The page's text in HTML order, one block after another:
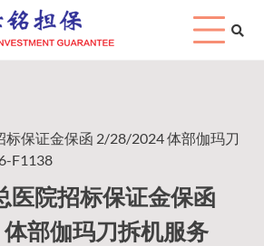
标保证金保函 2/28/2024 体部伽玛刀
F1138
医院招标保证金保函
部伽玛刀拆机服务